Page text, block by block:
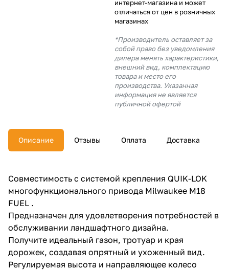
интернет-магазина и может
отличаться от цен в розничных
магазинах
*Производитель оставляет за
собой право без уведомления
дилера менять характеристики,
внешний вид, комплектацию
товара и место его
производства. Указанная
информация не является
публичной офертой
Описание Отзывы Оплата Доставка
Совместимость с системой крепления QUIK-LOK
многофункционального привода Milwaukee M18
FUEL .
Предназначен для удовлетворения потребностей в
обслуживании ландшафтного дизайна.
Получите идеальный газон, тротуар и края
дорожек, создавая опрятный и ухоженный вид.
Регулируемая высота и направляющее колесо
% будут
с вашей карты
раз в 2
недели